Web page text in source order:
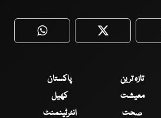
WhatsApp Twitter
تازہ ترین
پاکستان
معیشت
کھیل
صحت انٹرٹینمنٹ